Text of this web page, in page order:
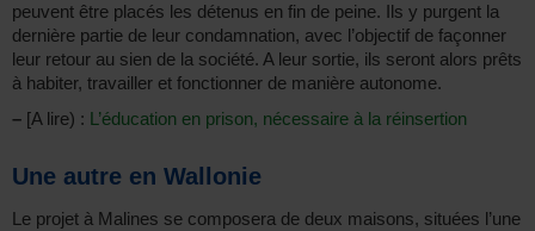
peuvent être placés les détenus en fin de peine. Ils y purgent la
dernière partie de leur condamnation, avec l’objectif de façonner
leur retour au sien de la société. A leur sortie, ils seront alors prêts
à habiter, travailler et fonctionner de manière autonome.
– [A lire) : L’éducation en prison, nécessaire à la réinsertion
Une autre en Wallonie
Le projet à Malines se composera de deux maisons, situées l’une